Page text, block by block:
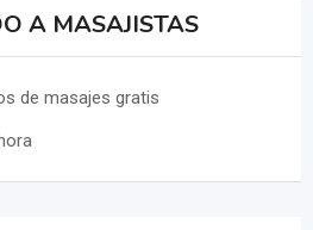
A MASAJISTAS
de masajes gratis